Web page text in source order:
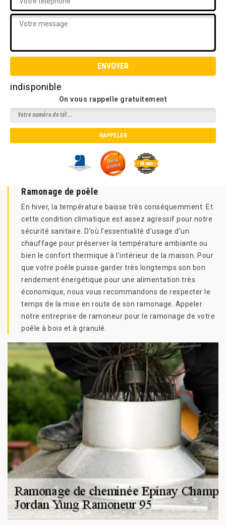
indisponible
On vous rappelle gratuitement
Ramonage de poêle
En hiver, la température baisse très conséquemment. Et
cette condition climatique est assez agressif pour notre
sécurité sanitaire. D’où l’essentialité d’usage d’un
chauffage pour préserver la température ambiante ou
bien le confort thermique à l’intérieur de la maison. Pour
que votre poêle puisse garder très longtemps son bon
rendement énergétique pour une alimentation très
économique, nous vous recommandons de respecter le
temps de la mise en route de son ramonage. Appeler
notre entreprise de ramoneur pour le ramonage de votre
poêle à bois et à granulé.